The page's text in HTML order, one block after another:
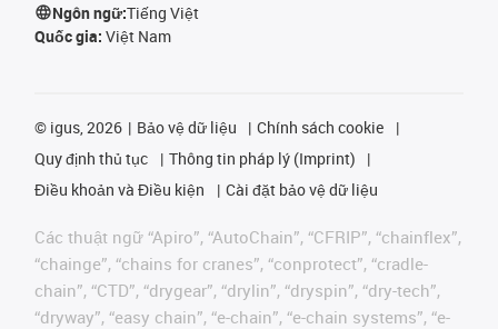
Ngôn ngữ:Tiếng Việt
Quốc gia: Việt Nam
© igus, 2026 Bảo vệ dữ liệu
Chính sách cookie
Quy định thủ tục
Thông tin pháp lý (Imprint)
Điều khoản và Điều kiện
Cài đặt bảo vệ dữ liệu
Các thuật ngữ “Apiro”, “AutoChain”, “CFRIP”, “chainflex”,
“chainge”, “chains for cranes”, “conprotect”, “cradle-
chain”, “CTD”, “drygear”, “drylin”, “dryspin”, “dry-tech”,
“dryway”, “easy chain”, “e-chain”, “e-chain systems”, “e-